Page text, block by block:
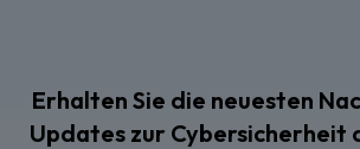
Erhalten Sie die neuesten
Updates zur Cybersicherheit